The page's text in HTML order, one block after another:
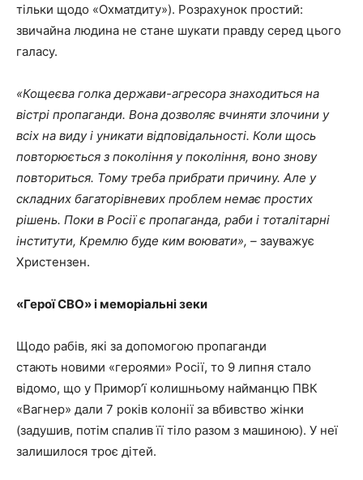
тільки щодо «Охматдиту»). Розрахунок простий:
звичайна людина не стане шукати правду серед цього
галасу.
«Кощеєва голка держави-агресора знаходиться на
вістрі пропаганди. Вона дозволяє вчиняти злочини у
всіх на виду і уникати відповідальності. Коли щось
повторюється з покоління у покоління, воно знову
повториться. Тому треба прибрати причину. Але у
складних багаторівневих проблем немає простих
рішень. Поки в Росії є пропаганда, раби і тоталітарні
інститути, Кремлю буде ким воювати», – зауважує
Христензен.
«Герої СВО» і меморіальні зеки
Щодо рабів, які за допомогою пропаганди
стають новими «героями» Росії, то 9 липня стало
відомо, що у Примор’ї колишньому найманцю ПВК
«Вагнер» дали 7 років колонії за вбивство жінки
(задушив, потім спалив її тіло разом з машиною). У неї
залишилося троє дітей.